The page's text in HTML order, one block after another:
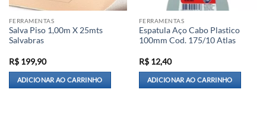
FERRAMENTAS
Salva Piso 1,00m X 25mts
Salvabras
R$199,90
ADICIONAR AO CARRINHO
FERRAMENTAS
Espatula Aço Cabo Plastico
100mm Cod. 175/10 Atlas
R$12,40
ADICIONAR AO CARRINHO